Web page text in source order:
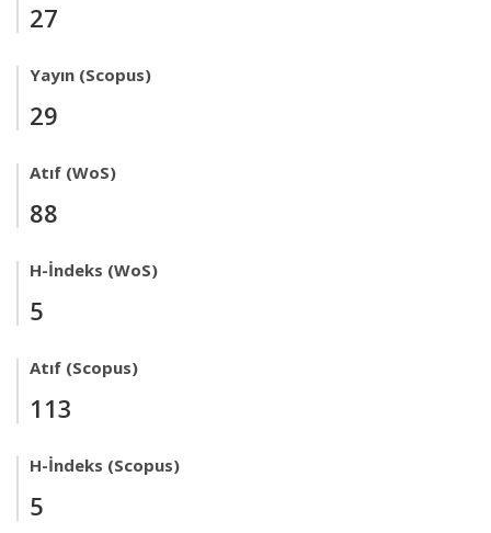
27
Yayın (Scopus)
29
Atıf (WoS)
88
H-İndeks (WoS)
5
Atıf (Scopus)
113
H-İndeks (Scopus)
5